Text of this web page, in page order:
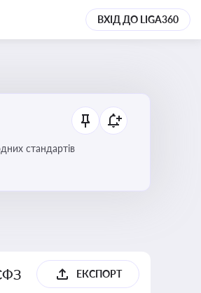
ВХІД ДО LIGA360
стандартів
ЕКСПОРТ